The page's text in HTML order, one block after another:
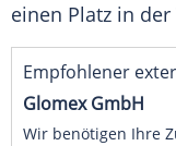
einen Platz in der
Empfohlener
Glomex GmbH
Wir benötigen Ihre